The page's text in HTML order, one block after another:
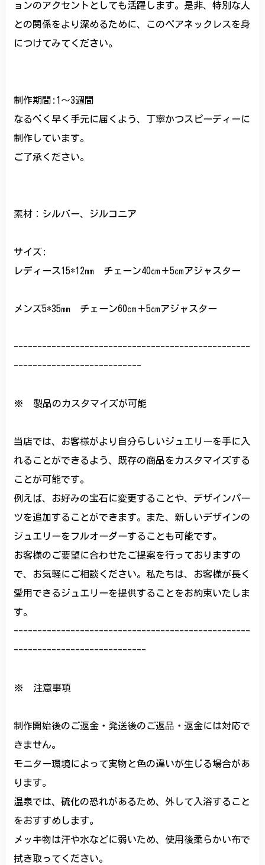
ョンのアクセントとしても活躍します。是非、特別な人
との関係をより深めるために、このペアネックレスを身
につけてみてください。
制作期間:1〜3週間
なるべく早く手元に届くよう、丁寧かつスピーディーに
制作しています。
ご了承ください。
素材：シルバー、ジルコニア
サイズ:
レディース15*12㎜ チェーン40㎝＋5㎝アジャスター
メンズ5*35㎜ チェーン60㎝＋5㎝アジャスター
--------------------------------------------------
---------------------------
※ 製品のカスタマイズが可能
当店では、お客様がより自分らしいジュエリーを手に入
れることができるよう、既存の商品をカスタマイズする
ことが可能です。
例えば、お好みの宝石に変更することや、デザインパー
ツを追加することができます。また、新しいデザインの
ジュエリーをフルオーダーすることも可能です。
お客様のご要望に合わせたご提案を行っておりますの
で、お気軽にご相談ください。私たちは、お客様が長く
愛用できるジュエリーを提供することをお約束いたしま
す。
--------------------------------------------------
----------------------------
※ 注意事項
制作開始後のご返金・発送後のご返品・返金には対応で
きません。
モニター環境によって実物と色の違いが生じる場合があ
ります。
温泉では、硫化の恐れがあるため、外して入浴すること
をおすすめします。
メッキ物は汗や水などに弱いため、使用後柔らかい布で
拭き取ってください。